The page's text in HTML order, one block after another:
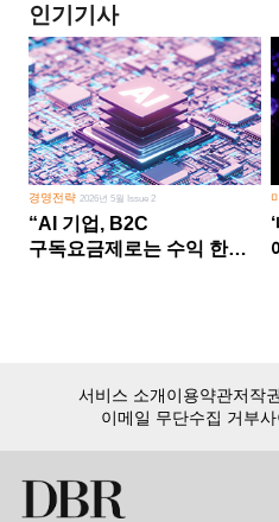
인기기사
경영전략 2026년 5월 Issue 2
“AI 기업, B2C
구독요금제로는 수익 한계
서비스 소개이용약관저작
이메일 무단수집 거부